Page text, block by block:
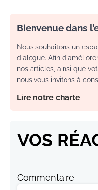
Bienvenue dans
Nous souhaitons un
dialogue. Afin
nos articles, ainsi que
nous vous invitons à
Lire notre charte
VOS
Commentaire